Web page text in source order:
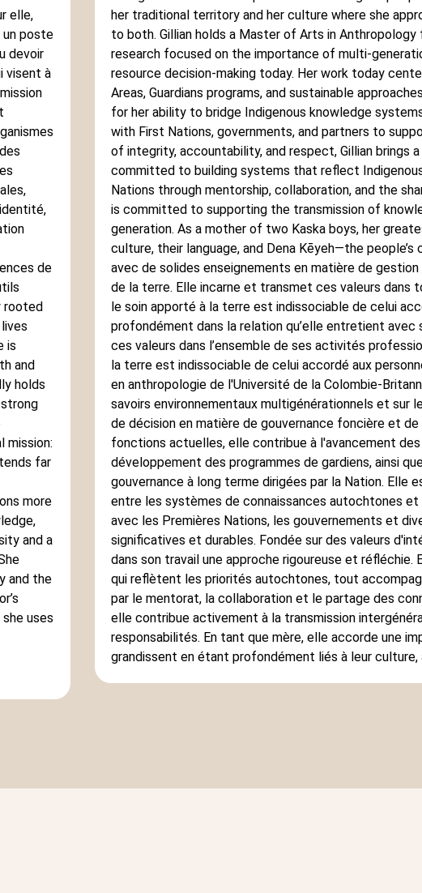
elle,
un poste
devoir
visent à
de
rooted
is
and
holds
mission:
far
more
and a
and the
uses
her traditional territory and her culture where she
to both. Gillian holds a Master of Arts in
research focused on the importance of multi-
resource decision-making today. Her work today
Areas, Guardians programs, and sustainable
for her ability to bridge Indigenous knowledge
with First Nations, governments, and partners to
of integrity, accountability, and respect, Gillian brings
committed to building systems that reflect
Nations through mentorship, collaboration, and the
is committed to supporting the transmission of
generation. As a mother of two Kaska boys, her
culture, their language, and Dena Kēyeh—the
avec de solides enseignements en matière de
de la terre. Elle incarne et transmet ces valeurs dans
le soin apporté à la terre est indissociable de celui
profondément dans la relation qu’elle entretient
ces valeurs dans l’ensemble de ses activités
la terre est indissociable de celui accordé aux
en anthropologie de l'Université de la Colombie-
savoirs environnementaux multigénérationnels et sur
de décision en matière de gouvernance foncière et
fonctions actuelles, elle contribue à l'avancement
développement des programmes de gardiens, ainsi
gouvernance à long terme dirigées par la Nation. Elle
entre les systèmes de connaissances autochtones
avec les Premières Nations, les gouvernements et
significatives et durables. Fondée sur des valeurs
dans son travail une approche rigoureuse et
qui reflètent les priorités autochtones, tout
par le mentorat, la collaboration et le partage des
elle contribue activement à la transmission
responsabilités. En tant que mère, elle accorde une
grandissent en étant profondément liés à leur